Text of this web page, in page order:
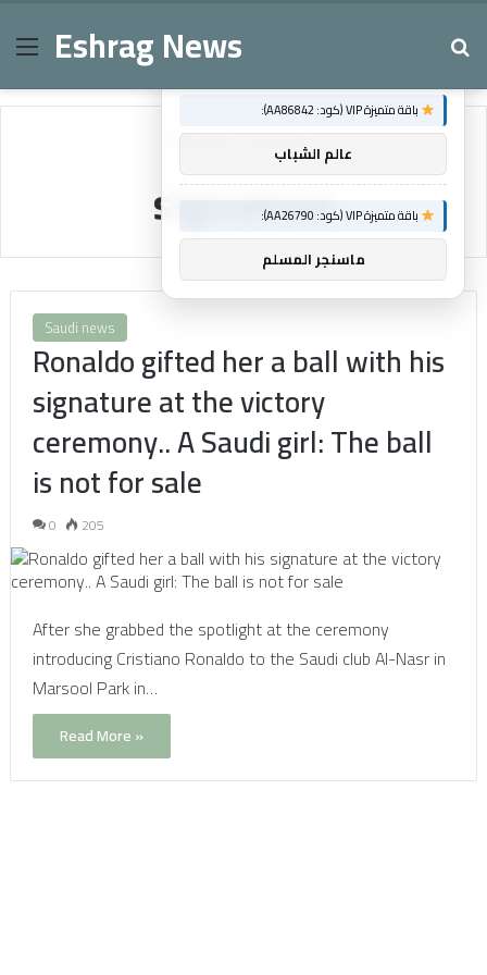
MenuEshrag News
Home/signature
signature
Saudi news
Ronaldo gifted her a ball with his
signature at the victory
ceremony.. A Saudi girl: The ball
is not for sale
0 205
After she grabbed the spotlight at the ceremony
introducing Cristiano Ronaldo to the Saudi club Al-Nasr in
Marsool Park in…
Read More »
×
باقة متميزة VIP (كود: AA86842):
عالم الشباب
باقة متميزة VIP (كود: AA26790):
ماسنجر المسلم